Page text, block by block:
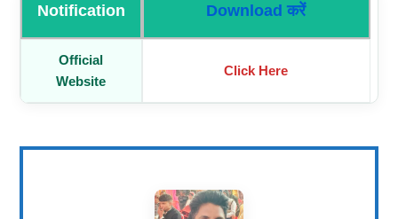
Notification Download करें
Official
Website
Click Here